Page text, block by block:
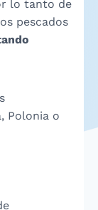
lo tanto de
pescados
Polonia o